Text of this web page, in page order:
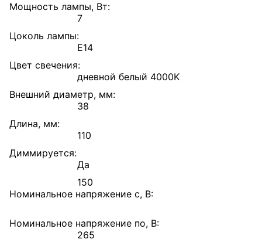
Мощность лампы, Вт:
7
Цоколь лампы:
E14
Цвет свечения:
дневной белый 4000K
Внешний диаметр, мм:
38
Длина, мм:
110
Диммируется:
Да
150
Номинальное напряжение с, В:
Номинальное напряжение по, В:
265